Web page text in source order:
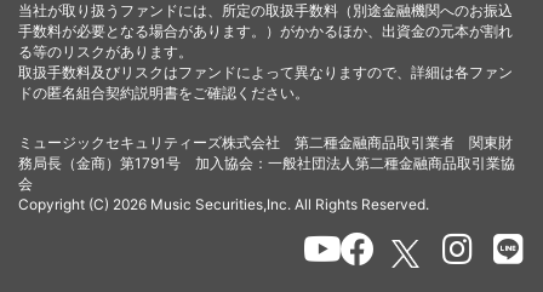
当社が取り扱うファンドには、所定の取扱手数料（別途金融機関へのお振込
手数料が必要となる場合があります。）がかかるほか、出資金の元本が割れ
る等のリスクがあります。
取扱手数料及びリスクはファンドによって異なりますので、詳細は各ファン
ドの匿名組合契約説明書をご確認ください。
ミュージックセキュリティーズ株式会社 第二種金融商品取引業者 関東財
務局長（金商）第1791号 加入協会：一般社団法人第二種金融商品取引業協
会
Copyright (C) 2026 Music Securities,Inc. All Rights Reserved.